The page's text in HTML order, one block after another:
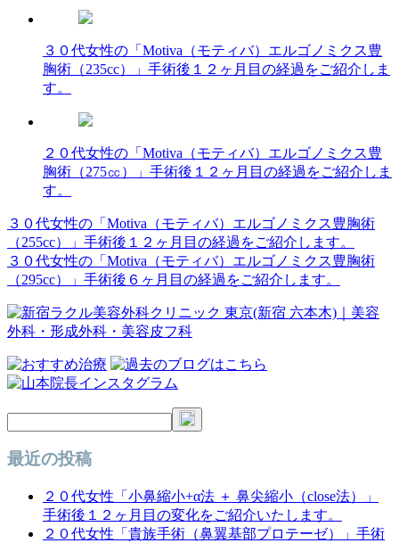
３０代女性の「Motiva（モティバ）エルゴノミクス豊
胸術（235cc）」手術後１２ヶ月目の経過をご紹介しま
す。
２０代女性の「Motiva（モティバ）エルゴノミクス豊
胸術（275㏄）」手術後１２ヶ月目の経過をご紹介しま
す。
投
稿
ナ
ビ
ゲ
ー
ョ
ン
３０代女性の「Motiva（モティバ）エルゴノミクス豊胸術
（255cc）」手術後１２ヶ月目の経過をご紹介します。
３０代女性の「Motiva（モティバ）エルゴノミクス豊胸術
（295cc）」手術後６ヶ月目の経過をご紹介します。
最近の投稿
２０代女性「小鼻縮小+α法 ＋ 鼻尖縮小（close法）」
手術後１２ヶ月目の変化をご紹介いたします。
２０代女性「貴族手術（鼻翼基部プロテーゼ）」手術